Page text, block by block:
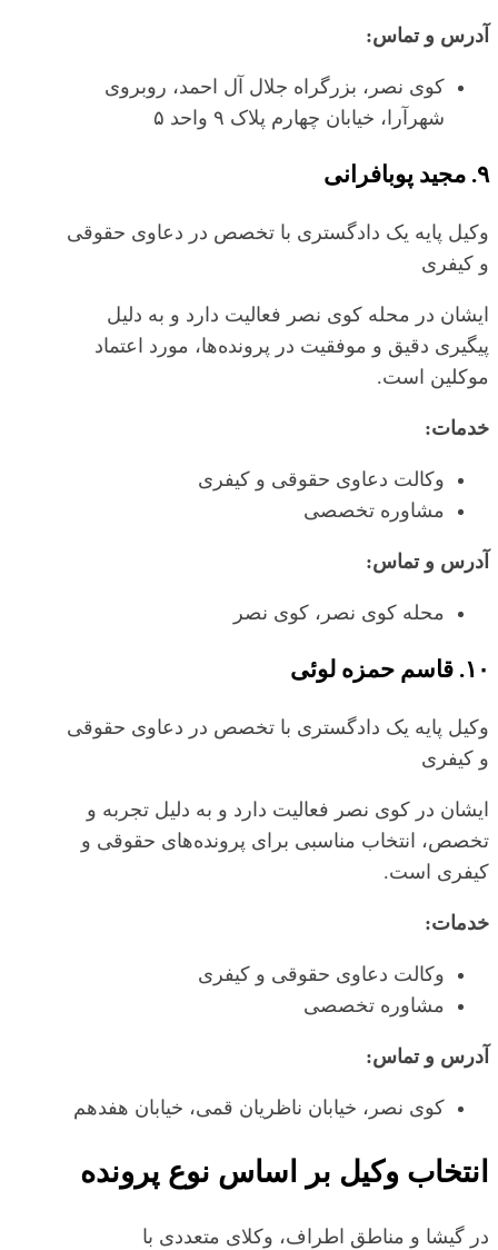
آدرس و تماس:
کوی نصر، بزرگراه جلال آل احمد، روبروی
شهرآرا، خیابان چهارم پلاک ۹ واحد ۵
۹. مجید پوبافرانی
وکیل پایه یک دادگستری با تخصص در دعاوی حقوقی
و کیفری
ایشان در محله کوی نصر فعالیت دارد و به دلیل
پیگیری دقیق و موفقیت در پرونده‌ها، مورد اعتماد
موکلین است.
خدمات:
وکالت دعاوی حقوقی و کیفری
مشاوره تخصصی
آدرس و تماس:
محله کوی نصر، کوی نصر
۱۰. قاسم حمزه لوئی
وکیل پایه یک دادگستری با تخصص در دعاوی حقوقی
و کیفری
ایشان در کوی نصر فعالیت دارد و به دلیل تجربه و
تخصص، انتخاب مناسبی برای پرونده‌های حقوقی و
کیفری است.
خدمات:
وکالت دعاوی حقوقی و کیفری
مشاوره تخصصی
آدرس و تماس:
کوی نصر، خیابان ناظریان قمی، خیابان هفدهم
انتخاب وکیل بر اساس نوع پرونده
در گیشا و مناطق اطراف، وکلای متعددی با